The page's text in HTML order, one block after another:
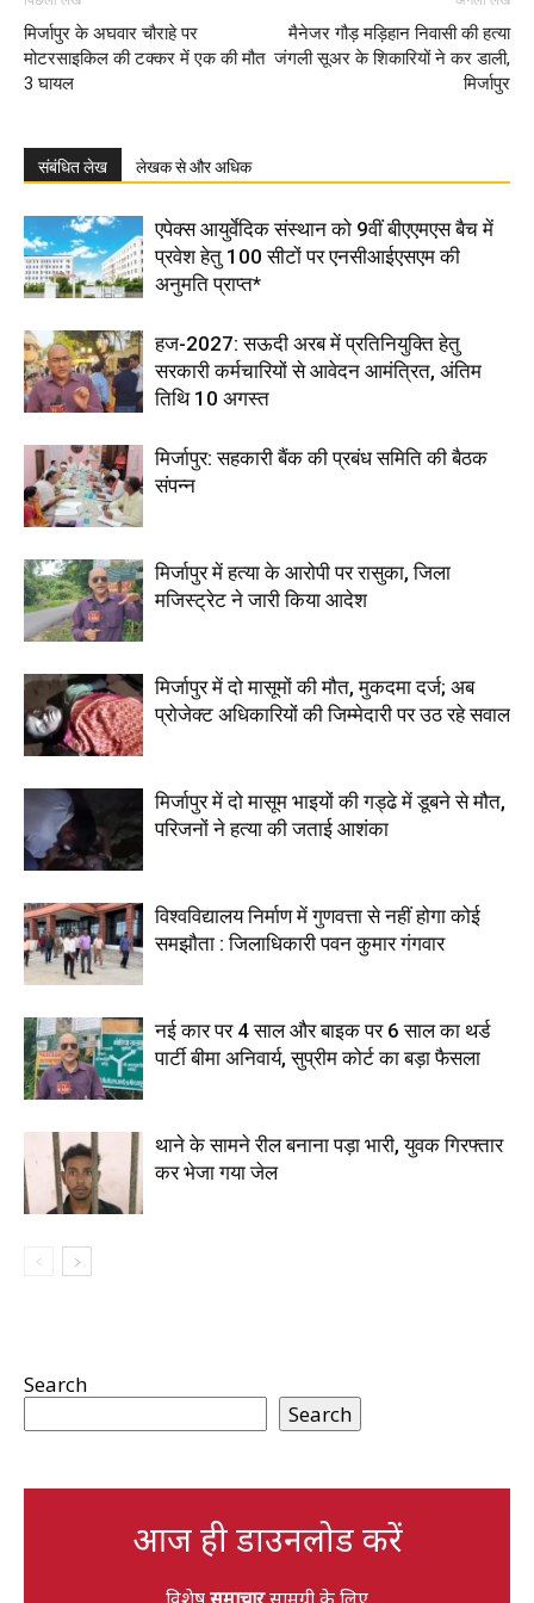
मिर्जापुर के अघवार चौराहे पर
मोटरसाइकिल की टक्कर में एक की मौत
3 घायल
मैनेजर गौड़ मड़िहान निवासी की हत्या
जंगली सूअर के शिकारियों ने कर डाली,
मिर्जापुर
संबंधित लेख लेखक से और अधिक
एपेक्स आयुर्वेदिक संस्थान को 9वीं बीएएमएस बैच में
प्रवेश हेतु 100 सीटों पर एनसीआईएसएम की
अनुमति प्राप्त*
हज-2027: सऊदी अरब में प्रतिनियुक्ति हेतु
सरकारी कर्मचारियों से आवेदन आमंत्रित, अंतिम
तिथि 10 अगस्त
मिर्जापुर: सहकारी बैंक की प्रबंध समिति की बैठक
संपन्न
मिर्जापुर में हत्या के आरोपी पर रासुका, जिला
मजिस्ट्रेट ने जारी किया आदेश
मिर्जापुर में दो मासूमों की मौत, मुकदमा दर्ज; अब
प्रोजेक्ट अधिकारियों की जिम्मेदारी पर उठ रहे सवाल
मिर्जापुर में दो मासूम भाइयों की गड्ढे में डूबने से मौत,
परिजनों ने हत्या की जताई आशंका
विश्वविद्यालय निर्माण में गुणवत्ता से नहीं होगा कोई
समझौता : जिलाधिकारी पवन कुमार गंगवार
नई कार पर 4 साल और बाइक पर 6 साल का थर्ड
पार्टी बीमा अनिवार्य, सुप्रीम कोर्ट का बड़ा फैसला
थाने के सामने रील बनाना पड़ा भारी, युवक गिरफ्तार
कर भेजा गया जेल
Search
Search
आज ही डाउनलोड करें